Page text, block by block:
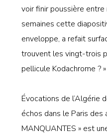
voir finir poussière
semaines cette
enveloppe, a refait
trouvent les vingt-trois
pellicule Kodachrome ? »
Évocations de l’Algérie
échos dans le Paris
MANQUANTES » est